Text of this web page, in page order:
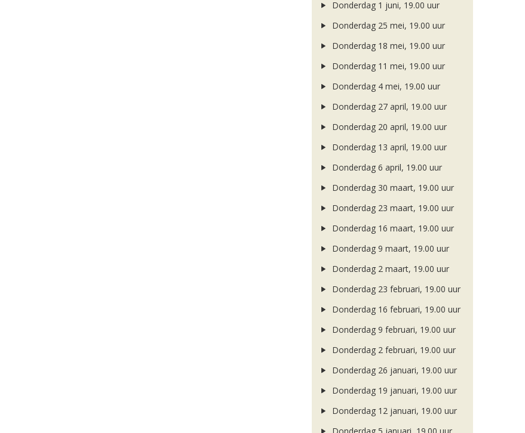
Donderdag 1 juni, 19.00 uur
Donderdag 25 mei, 19.00 uur
Donderdag 18 mei, 19.00 uur
Donderdag 11 mei, 19.00 uur
Donderdag 4 mei, 19.00 uur
Donderdag 27 april, 19.00 uur
Donderdag 20 april, 19.00 uur
Donderdag 13 april, 19.00 uur
Donderdag 6 april, 19.00 uur
Donderdag 30 maart, 19.00 uur
Donderdag 23 maart, 19.00 uur
Donderdag 16 maart, 19.00 uur
Donderdag 9 maart, 19.00 uur
Donderdag 2 maart, 19.00 uur
Donderdag 23 februari, 19.00 uur
Donderdag 16 februari, 19.00 uur
Donderdag 9 februari, 19.00 uur
Donderdag 2 februari, 19.00 uur
Donderdag 26 januari, 19.00 uur
Donderdag 19 januari, 19.00 uur
Donderdag 12 januari, 19.00 uur